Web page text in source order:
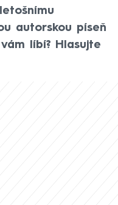
autorskou píseň
líbí? Hlasujte